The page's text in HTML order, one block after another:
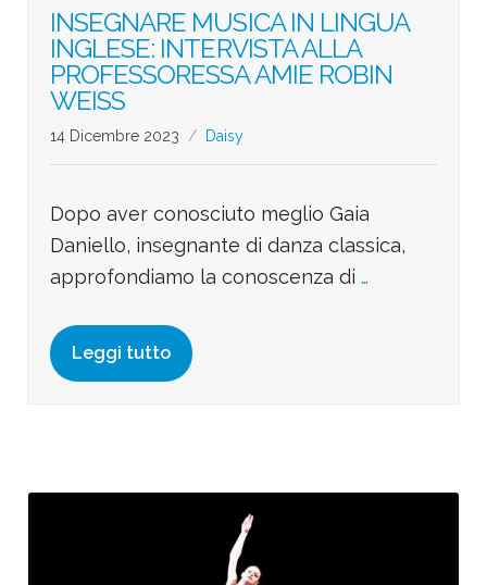
INSEGNARE MUSICA IN LINGUA
INGLESE: INTERVISTA ALLA
PROFESSORESSA AMIE ROBIN
WEISS
14 Dicembre 2023 Daisy
Dopo aver conosciuto meglio Gaia
Daniello, insegnante di danza classica,
approfondiamo la conoscenza di …
Leggi tutto